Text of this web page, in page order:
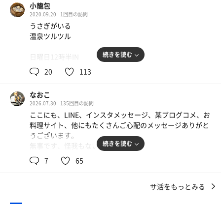
んできたんですよ。
上田： おお、いいじゃない。炭酸の刺激で体がシャキッと
するだろうしな。
有田： それで向かったのが、我らが地元熊本の山鹿にある
「温泉どんぐり村」ですよ。
上田： あそこは24時間やってるし、お湯がトロトロで最
有田： そう。でもね、あそこには福岡の「ふくの湯」にあ
るような、オートロウリュの「暴君」イズネス・ストーブ
はないんです。
上田： まぁ、あそこはガス遠赤外線ストーブだからね。派
手な演出はないけど、91℃でじわじわ温まるタイプだよ。
有田： そうなんです。でもこれがね、発汗が良いんです
小籠包
2020.09.20 1回目の訪問
うさぎがいる
温泉ツルツル
日曜日12時半IN
ピースフルを出て朝食にパン・オ・ルヴァンでモーニング
です。キウイのコンフィチュールが美味かった。
そこから山鹿市へ移動して、3月には閉鎖して見られなか
った装飾古墳館へ。熊本の菊池川周辺には数多く装飾古墳
といって、古墳内部の石室に幾何学模様や武具、魔除けな
ど様々な紋様が描かれた古墳が点在しています。こちらで
はチブサン古墳はじめ、それらの古墳のレプリカが観察出
たら、博物館の方が出てきてわざわざ声をかけて下さり、
続きを読む
20 113
なおこ
2026.07.30 135回目の訪問
ここにも、LINE、インスタメッセージ、某ブログコメ、お
料理サイト、他にもたくさんご心配のメッセージありがと
うございます。
無事です、怪我もないです。
息子も安否確認とれました🙏
緊急速報の音と同時に揺れてドレッサー倒れて鏡が割れた
続きを読む
7 65
サ活をもっとみる